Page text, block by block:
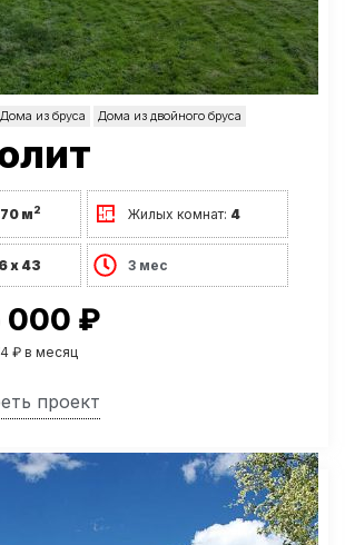
Дома из бруса Дома из двойного бруса
м2 Жилых комнат: 4
х 43 3 мес
000 ₽
₽ в месяц
проект